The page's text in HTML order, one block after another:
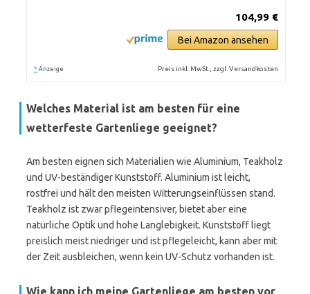
104,99 €
Bei Amazon ansehen
* Anzeige Preis inkl. MwSt., zzgl. Versandkosten
Welches Material ist am besten für eine
wetterfeste Gartenliege geeignet?
Am besten eignen sich Materialien wie Aluminium, Teakholz
und UV-beständiger Kunststoff. Aluminium ist leicht,
rostfrei und hält den meisten Witterungseinflüssen stand.
Teakholz ist zwar pflegeintensiver, bietet aber eine
natürliche Optik und hohe Langlebigkeit. Kunststoff liegt
preislich meist niedriger und ist pflegeleicht, kann aber mit
der Zeit ausbleichen, wenn kein UV-Schutz vorhanden ist.
Wie kann ich meine Gartenliege am besten vor